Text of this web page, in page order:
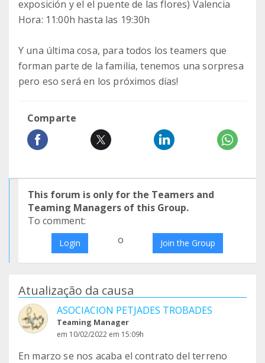
exposición y el el puente de las flores) Valencia
Hora: 11:00h hasta las 19:30h
Y una última cosa, para todos los teamers que
forman parte de la familia, tenemos una sorpresa
pero eso será en los próximos días!
Comparte
This forum is only for the Teamers and
Teaming Managers of this Group.
To comment:
Login o Join the Group
Atualização da causa
ASOCIACION PETJADES TROBADES
Teaming Manager
em 10/02/2022 em 15:09h
En marzo se nos acaba el contrato del terreno